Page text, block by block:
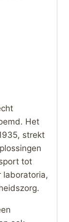
Het
strekt
tot
laboratoria,